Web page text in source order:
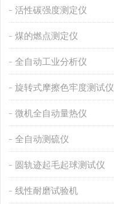
活性碳强度测定仪
煤的燃点测定仪
全自动工业分析仪
旋转式摩擦色牢度测试仪
微机全自动量热仪
全自动测硫仪
圆轨迹起毛起球测试仪
线性耐磨试验机